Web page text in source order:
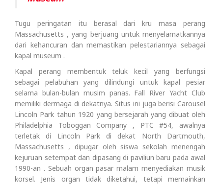
Tugu peringatan itu berasal dari kru masa perang
Massachusetts , yang berjuang untuk menyelamatkannya
dari kehancuran dan memastikan pelestariannya sebagai
kapal museum .
Kapal perang membentuk teluk kecil yang berfungsi
sebagai pelabuhan yang dilindungi untuk kapal pesiar
selama bulan-bulan musim panas. Fall River Yacht Club
memiliki dermaga di dekatnya. Situs ini juga berisi Carousel
Lincoln Park tahun 1920 yang bersejarah yang dibuat oleh
Philadelphia Toboggan Company , PTC #54, awalnya
terletak di Lincoln Park di dekat North Dartmouth,
Massachusetts , dipugar oleh siswa sekolah menengah
kejuruan setempat dan dipasang di paviliun baru pada awal
1990-an . Sebuah organ pasar malam menyediakan musik
korsel. Jenis organ tidak diketahui, tetapi memainkan